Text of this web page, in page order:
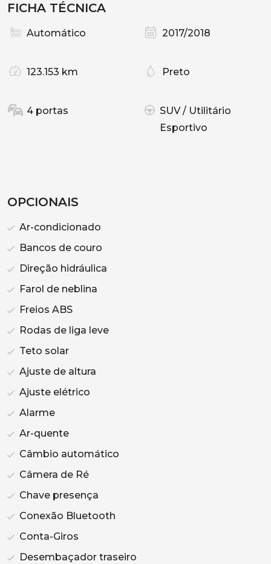
FICHA TÉCNICA
Automático 2017/2018
123.153 km Preto
4 portas
SUV / Utilitário
Esportivo
OPCIONAIS
Ar-condicionado
Bancos de couro
Direção hidráulica
Farol de neblina
Freios ABS
Rodas de liga leve
Teto solar
Ajuste de altura
Ajuste elétrico
Alarme
Ar-quente
Câmbio automático
Câmera de Ré
Chave presença
Conexão Bluetooth
Conta-Giros
Desembaçador traseiro